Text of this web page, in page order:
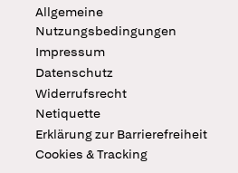
Allgemeine
Nutzungsbedingungen
Impressum
Datenschutz
Widerrufsrecht
Netiquette
Erklärung zur Barrierefreiheit
Cookies & Tracking